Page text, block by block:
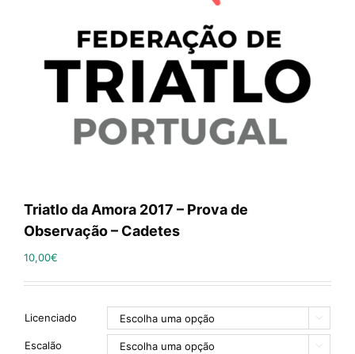
Triatlo da Amora 2017 – Prova de
Observação – Cadetes
10,00€
Licenciado 
Escalão 